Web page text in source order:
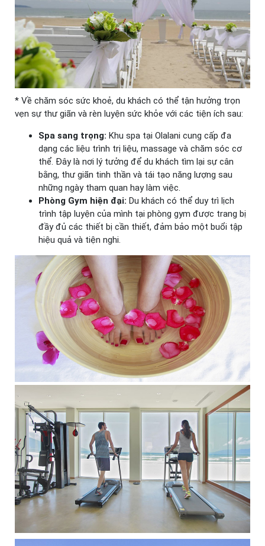
* Về chăm sóc sức khoẻ, du khách có thể tận hưởng trọn
vẹn sự thư giãn và rèn luyện sức khỏe với các tiện ích sau:
Spa sang trọng: Khu spa tại Olalani cung cấp đa
dạng các liệu trình trị liệu, massage và chăm sóc cơ
thể. Đây là nơi lý tưởng để du khách tìm lại sự cân
bằng, thư giãn tinh thần và tái tạo năng lượng sau
những ngày tham quan hay làm việc.
Phòng Gym hiện đại: Du khách có thể duy trì lịch
trình tập luyện của mình tại phòng gym được trang bị
đầy đủ các thiết bị cần thiết, đảm bảo một buổi tập
hiệu quả và tiện nghi.